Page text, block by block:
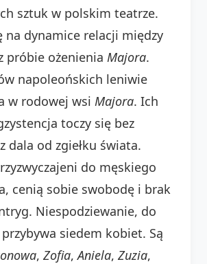
sztuk w polskim teatrze.
na dynamice relacji między
próbie ożenienia Majora.
napoleońskich leniwie
w rodowej wsi Majora. Ich
toczy się bez
dala od zgiełku świata.
do męskiego
cenią sobie swobodę i brak
Niespodziewanie, do
siedem kobiet. Są
, Zofia,Aniela, Zuzia,